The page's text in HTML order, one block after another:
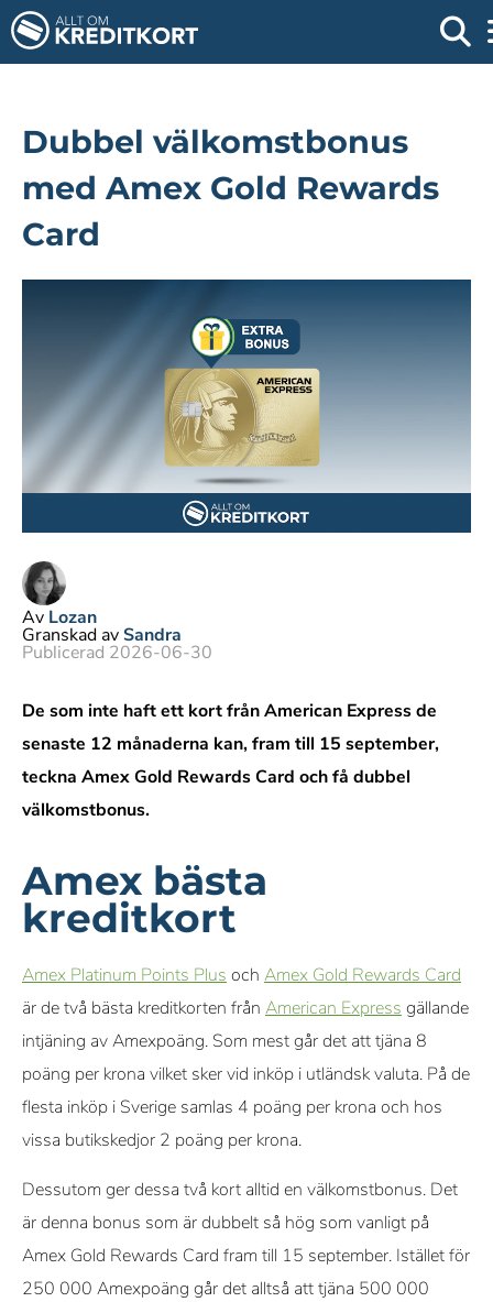
Dubbel välkomstbonus
med Amex Gold Rewards
Card
Av Lozan
Granskad avSandra
Publicerad 2026-06-30
De som inte haft ett kort från American Express de
senaste 12 månaderna kan, fram till 15 september,
teckna Amex Gold Rewards Card och få dubbel
välkomstbonus.
Amex bästa
kreditkort
Amex Platinum Points Plus och Amex Gold Rewards Card
är de två bästa kreditkorten från American Express gällande
intjäning av Amexpoäng. Som mest går det att tjäna 8
poäng per krona vilket sker vid inköp i utländsk valuta. På de
flesta inköp i Sverige samlas 4 poäng per krona och hos
vissa butikskedjor 2 poäng per krona.
Dessutom ger dessa två kort alltid en välkomstbonus. Det
är denna bonus som är dubbelt så hög som vanligt på
Amex Gold Rewards Card fram till 15 september. Istället för
250 000 Amexpoäng går det alltså att tjäna 500 000